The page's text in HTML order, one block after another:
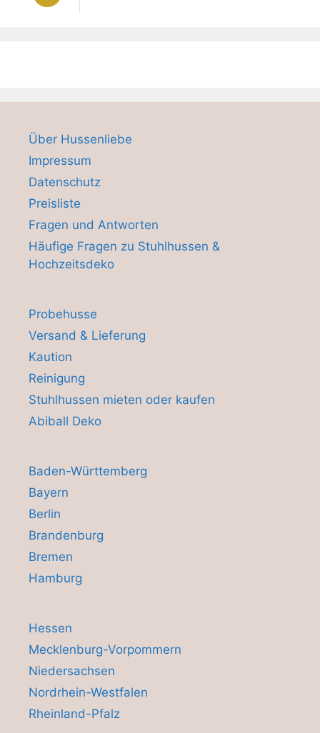
Über Hussenliebe
Impressum
Datenschutz
Preisliste
Fragen und Antworten
Häufige Fragen zu Stuhlhussen &
Hochzeitsdeko
Probehusse
Versand & Lieferung
Kaution
Reinigung
Stuhlhussen mieten oder kaufen
Abiball Deko
Baden-Württemberg
Bayern
Berlin
Brandenburg
Bremen
Hamburg
Hessen
Mecklenburg-Vorpommern
Niedersachsen
Nordrhein-Westfalen
Rheinland-Pfalz